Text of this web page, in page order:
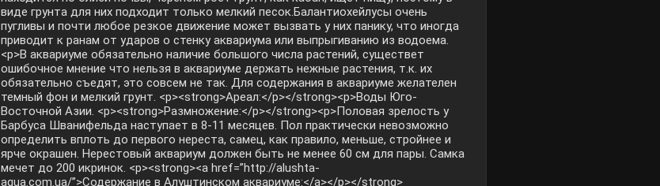
виде грунта для них подходит только мелкий песок.Балантиохейлусы очень
пугливы и почти любое резкое движение может вызвать у них панику, что иногда
приводит к ранам от ударов о стенку аквариума или выпрыгиванию из водоема.
<p>В аквариуме обязательно наличие большого числа растений, существет
ошибочное мнение что нельзя в аквариуме держать нежные растения, т.к. их
обязательно съедят, это совсем не так. Для содержания в аквариуме желателен
темный фон и мелкий грунт. <p><strong>Ареал:</p></strong><p>Воды Юго-
Восточной Азии. <p><strong>Размножение:</p></strong><p>Половая зрелость у
Барбуса Шванифельда наступает в 8-11 месяцев. Пол практически невозможно
определить вплоть до первого нереста, самец, как правило, меньше, стройнее и
ярче окрашен. Нерестовый аквариум должен быть не менее 60 см для пары. Самка
мечет до 200 икринок. <p><strong><a href=”http://alushta-
aqua.com.ua/”>Содержание в Алуштинском аквариуме:</a></p></strong>